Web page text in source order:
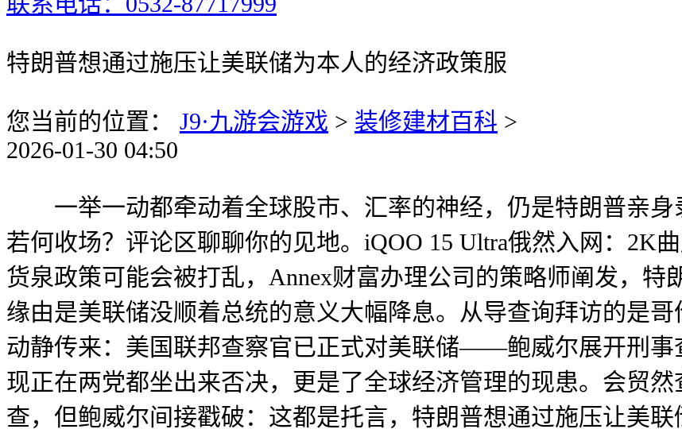
特朗普想通过施压让美联储为本人的经济政策服
您当前的位置： J9·九游会游戏 > 装修建材百科 >
2026-01-30 04:50
一举一动都牵动着全球股市、汇率的神经，仍是特朗普亲身
若何收场？评论区聊聊你的见地。iQOO 15 Ultra俄然入网：2K
货泉政策可能会被打乱，Annex财富办理公司的策略师阐发，特
缘由是美联储没顺着总统的意义大幅降息。从导查询拜访的是
动静传来：美国联邦查察官已正式对美联储——鲍威尔展开刑事
现正在两党都坐出来否决，更是了全球经济管理的现患。会贸
查，但鲍威尔间接戳破：这都是托言，特朗普想通过施压让美